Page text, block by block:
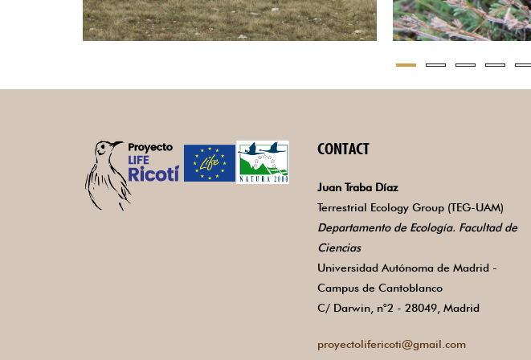
CONTACT
Juan Traba Díaz
Terrestrial Ecology Group (TEG-UAM)
Departamento de Ecología. Facultad de
Ciencias
Universidad Autónoma de Madrid -
Campus de Cantoblanco
C/ Darwin, n°2 - 28049, Madrid
proyectolifericoti@gmail.com